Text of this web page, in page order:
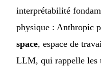
interprétabilité
physique : Anthropic
space, espace de
LLM, qui rappelle les